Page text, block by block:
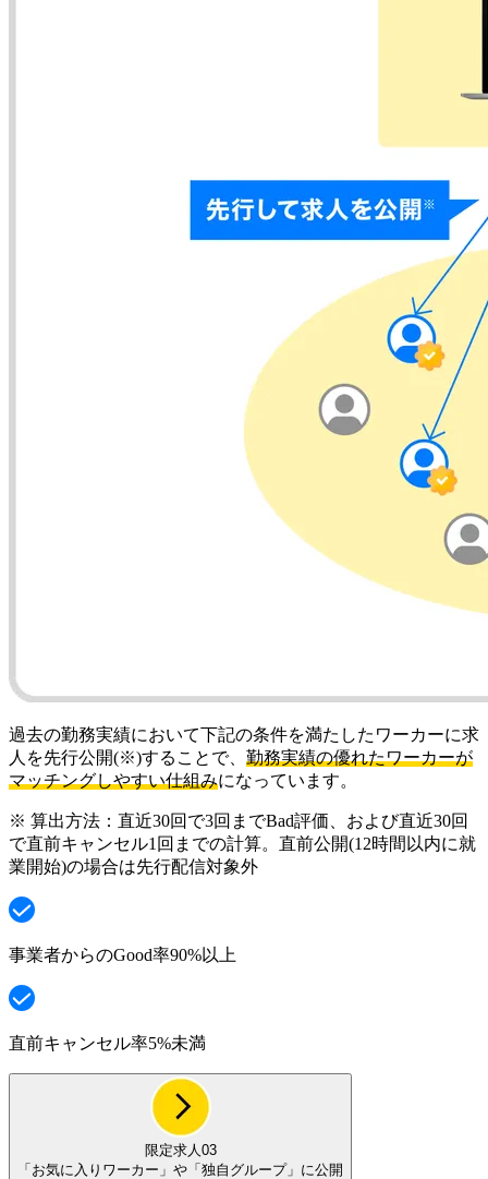
過去の勤務実績において下記の条件を満たしたワーカーに求
人を先行公開(※)することで、 勤務実績の優れたワーカーが
マッチングしやすい仕組みになっています。
※ 算出方法：直近30回で3回までBad評価、および直近30回
で直前キャンセル1回までの計算。直前公開(12時間以内に就
業開始)の場合は先行配信対象外
事業者からのGood率90%以上
直前キャンセル率5%未満
限定求人03
「 お気に入りワーカー 」や「 独自グループ」に公開